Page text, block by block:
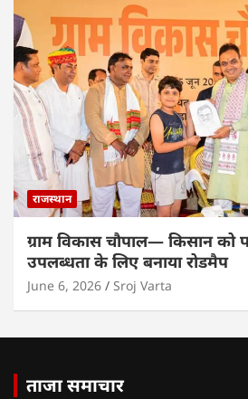
राजस्थान
ग्राम विकास चौपाल— किसान को
उपलब्धता के लिए बनाया रोडमैप
June 6, 2026 Sroj Varta
ताजा समाचार